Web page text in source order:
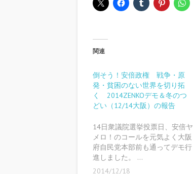
関連
倒そう！安倍政権 戦争・原
発・貧困のない世界を切り拓
く 2014ZENKOデモ＆冬のつ
どい（12/14大阪）の報告
14日衆議院選挙投票日、安倍ヤ
メロ！のコールを元気よく大阪
府自民党本部前も通ってデモ行
進しました。 …
2014/12/18